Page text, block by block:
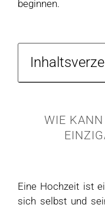
beginnen.
WIE
Eine Hochzeit ist
sich selbst und